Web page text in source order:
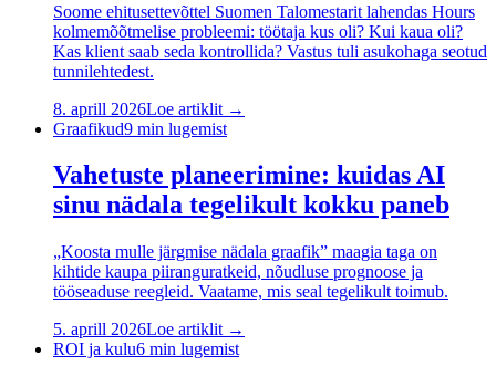
Soome ehitusettevõttel Suomen Talomestarit lahendas Hours
kolmemõõtmelise probleemi: töötaja kus oli? Kui kaua oli?
Kas klient saab seda kontrollida? Vastus tuli asukohaga seotud
tunnilehtedest.
8. aprill 2026Loe artiklit →
Graafikud9 min lugemist
Vahetuste planeerimine: kuidas AI
sinu nädala tegelikult kokku paneb
„Koosta mulle järgmise nädala graafik” maagia taga on
kihtide kaupa piiranguratkeid, nõudluse prognoose ja
tööseaduse reegleid. Vaatame, mis seal tegelikult toimub.
5. aprill 2026Loe artiklit →
ROI ja kulu6 min lugemist